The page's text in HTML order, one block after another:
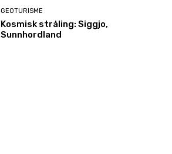
GEOTURISME
Kosmisk stråling: Siggjo,
Sunnhordland